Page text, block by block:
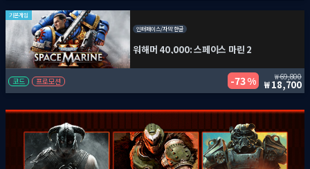
기본게임
인터페이스/자막 한글
워해머 40,000: 스페이스 마린 2
코드 프로모션 73 % 69,800
18,700